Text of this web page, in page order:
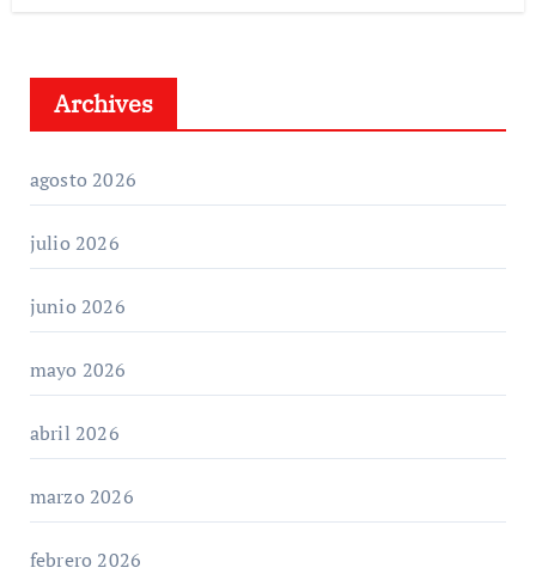
Archives
agosto 2026
julio 2026
junio 2026
mayo 2026
abril 2026
marzo 2026
febrero 2026